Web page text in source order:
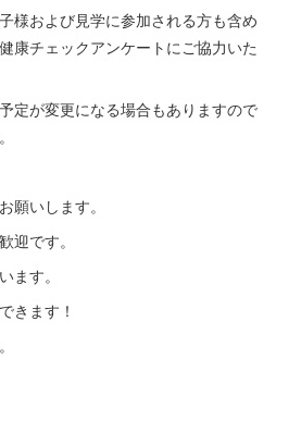
様および見学に参加される方も含め
康チェックアンケートにご協力いた
定が変更になる場合もありますので
願いします。
迎です。
ます。
きます！